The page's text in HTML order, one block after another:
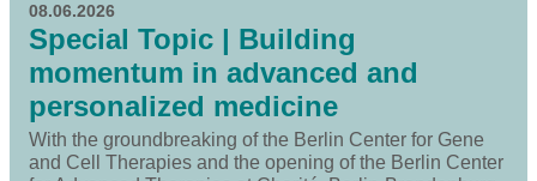
08.06.2026
Special Topic | Building
momentum in advanced and
personalized medicine
With the groundbreaking of the Berlin Center for Gene
and Cell Therapies and the opening of the Berlin Center